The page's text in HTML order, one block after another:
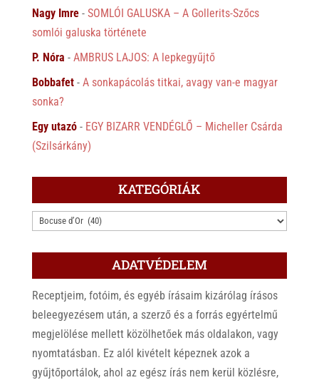
Nagy Imre- SOMLÓI GALUSKA – A Gollerits-Szőcs
somlói galuska története
P. Nóra - AMBRUS LAJOS: A lepkegyűjtő
Bobbafet- A sonkapácolás titkai, avagy van-e magyar
sonka?
Egy utazó- EGY BIZARR VENDÉGLŐ – Micheller Csárda
(Szilsárkány)
KATEGÓRIÁK
KATEGÓRIÁK
ADATVÉDELEM
Receptjeim, fotóim, és egyéb írásaim kizárólag írásos
beleegyezésem után, a szerző és a forrás egyértelmű
megjelölése mellett közölhetőek más oldalakon, vagy
nyomtatásban. Ez alól kivételt képeznek azok a
gyűjtőportálok, ahol az egész írás nem kerül közlésre,